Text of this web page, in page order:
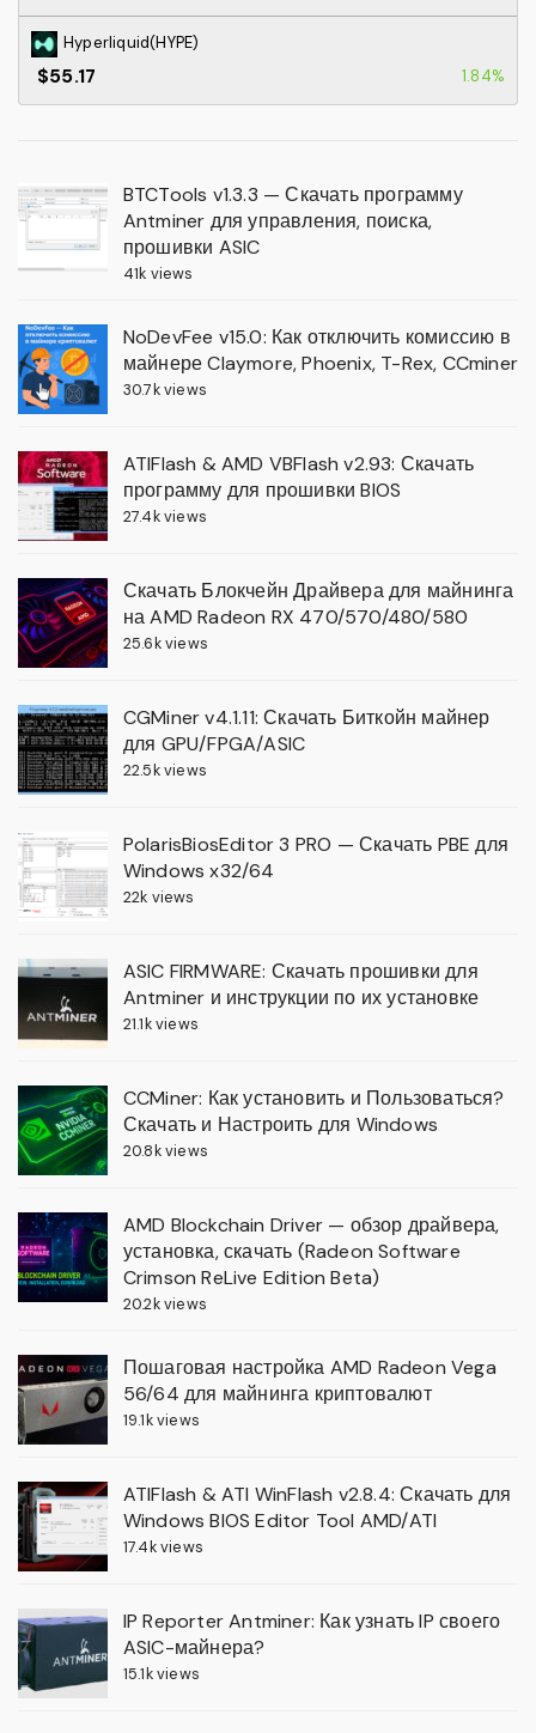
Hyperliquid(HYPE)
$55.17 1.84%
BTCTools v1.3.3 — Скачать программу
Antminer для управления, поиска,
прошивки ASIC
41k views
NoDevFee v15.0: Как отключить комиссию в
майнере Claymore, Phoenix, T-Rex, CCminer
30.7k views
ATIFlash & AMD VBFlash v2.93: Скачать
программу для прошивки BIOS
27.4k views
Скачать Блокчейн Драйвера для майнинга
на AMD Radeon RX 470/570/480/580
25.6k views
CGMiner v4.1.11: Скачать Биткойн майнер
для GPU/FPGA/ASIC
22.5k views
PolarisBiosEditor 3 PRO — Скачать PBE для
Windows x32/64
22k views
ASIC FIRMWARE: Скачать прошивки для
Antminer и инструкции по их установке
21.1k views
CCMiner: Как установить и Пользоваться?
Скачать и Настроить для Windows
20.8k views
AMD Blockchain Driver — обзор драйвера,
установка, скачать (Radeon Software
Crimson ReLive Edition Beta)
20.2k views
Пошаговая настройка AMD Radeon Vega
56/64 для майнинга криптовалют
19.1k views
ATIFlash & ATI WinFlash v2.8.4: Скачать для
Windows BIOS Editor Tool AMD/ATI
17.4k views
IP Reporter Antminer: Как узнать IP своего
ASIC-майнера?
15.1k views